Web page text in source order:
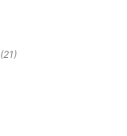
(21)